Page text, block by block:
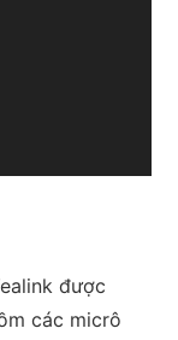
được
các micrô